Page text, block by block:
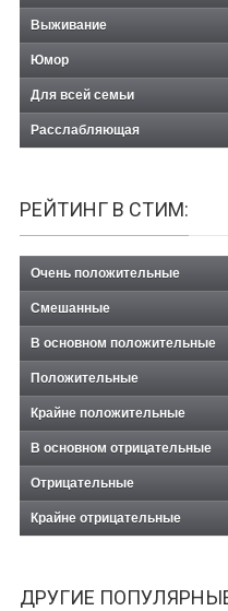
Выживание
Юмор
Для всей семьи
Расслабляющая
РЕЙТИНГ В СТИМ:
Очень положительные
Смешанные
В основном положительные
Положительные
Крайне положительные
В основном отрицательные
Отрицательные
Крайне отрицательные
ДРУГИЕ